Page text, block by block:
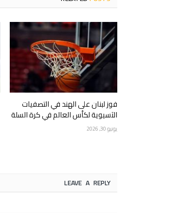
فوز لبنان على الهند في التصفيات
الآسيوية لكأس العالم في كرة السلة
يونيو 30, 2026
LEAVE A REPLY